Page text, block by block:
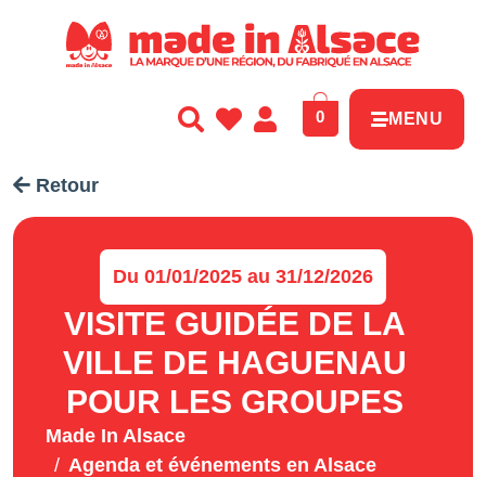
0 MENU
Retour
Du 01/01/2025 au 31/12/2026
VISITE GUIDÉE DE LA
VILLE DE HAGUENAU
POUR LES GROUPES
Made In Alsace
Agenda et événements en Alsace